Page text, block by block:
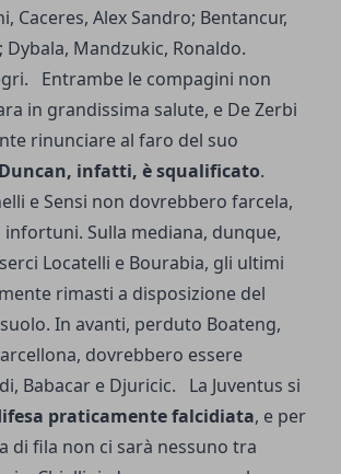
Caceres, Alex Sandro; Bentancur,
Dybala, Mandzukic, Ronaldo.
Entrambe le compagini non
in grandissima salute, e De Zerbi
rinunciare al faro del suo
Duncan, infatti, è squalificato.
e Sensi non dovrebbero farcela,
Sulla mediana, dunque,
Locatelli e Bourabia, gli ultimi
rimasti a disposizione del
In avanti, perduto Boateng,
dovrebbero essere
Babacar e Djuricic. La Juventus si
praticamente falcidiata, e per
di fila non ci sarà nessuno tra